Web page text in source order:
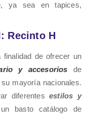
ya sea en tapices,
Recinto H
finalidad de ofrecer un
y accesorios de
mayoría nacionales.
diferentesestilos y
basto catálogo de